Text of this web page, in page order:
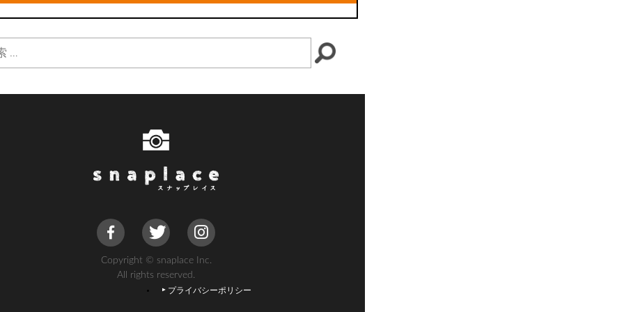
Copyright © snaplace Inc.
All rights reserved.
プライバシーポリシー